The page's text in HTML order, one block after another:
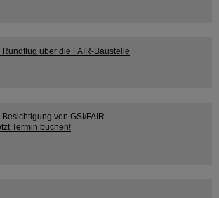
Rundflug über die FAIR-Baustelle
Besichtigung von GSI/FAIR –
Termin buchen!